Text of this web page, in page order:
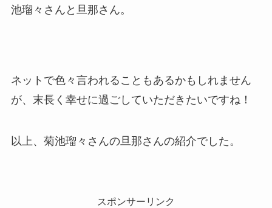
池瑠々さんと旦那さん。
ネットで色々言われることもあるかもしれません
が、末長く幸せに過ごしていただきたいですね！
以上、菊池瑠々さんの旦那さんの紹介でした。
スポンサーリンク